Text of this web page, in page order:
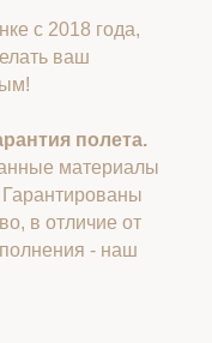
с 2018 года,
ваш
полета.
материалы
в отличие от
- наш